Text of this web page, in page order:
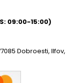
09:00-15:00)
Dobroesti, Ilfov,